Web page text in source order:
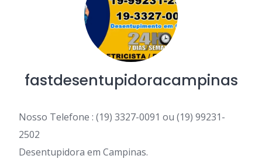
fastdesentupidoracampinas
Nosso Telefone : (19) 3327-0091 ou (19) 99231-
2502
Desentupidora em Campinas.